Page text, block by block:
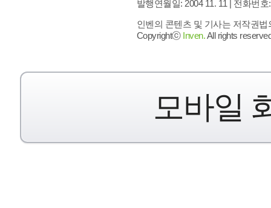
발행연월일: 2004 11. 11 | 전화번호
인벤의 콘텐츠 및 기사는 저작권
Copyrightⓒ Inven.All rights
모바일